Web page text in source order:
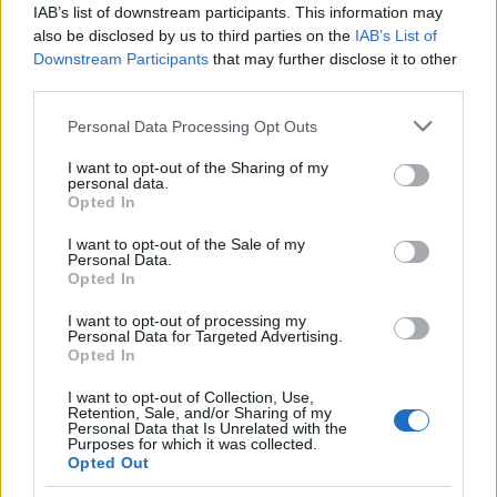
IAB’s list of downstream participants. This information may
also be disclosed by us to third parties on the IAB’s List of
Downstream Participants that may further disclose it to other
Please note that this website/app uses one or more Google
not limited to your visit or usage behaviour. You may click to
grant or deny consent to Google and its third-party tags to
use your data for below specified purposes in below Google
consent section.
Personal Data Processing Opt Outs
I want to opt-out of the Sharing of my
personal data.
Opted In
I want to opt-out of the Sale of my
Personal Data.
Opted In
I want to opt-out of processing my
Personal Data for Targeted Advertising.
Opted In
I want to opt-out of Collection, Use,
Retention, Sale, and/or Sharing of my
Personal Data that Is Unrelated with the
Purposes for which it was collected.
Opted Out
Ενώ σχετικά με το «εάν φοβάται μήπως έρθουν
άλλες κατηγορίες π.χ. πανεπιστημιακοί, γιατροί,
στρατιωτικοί, κά που θα ζητήσουν και αυτοί
αυξήσεις;», ο κ. Χατζηδάκης επισημαίνει πως
καμία περίπτωση δεν μπορεί να ανοίξει ο
ασκός του Αιόλου στοασφαλιστικόσύστημα